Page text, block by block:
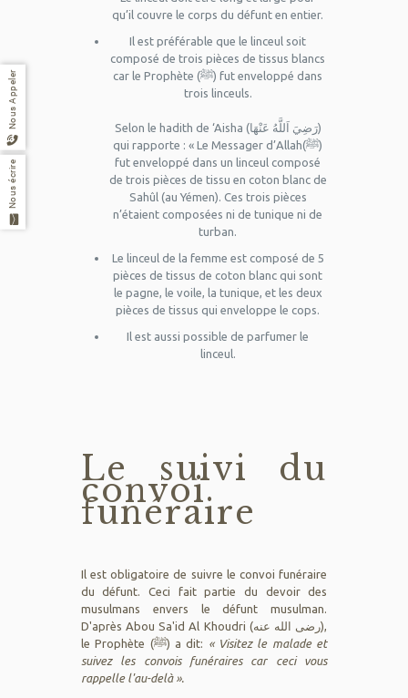
qu’il couvre le corps du défunt en entier.
Il est préférable que le linceul soit
composé de trois pièces de tissus blancs
car le Prophète (ﷺ) fut enveloppé dans
trois linceuls.
Selon le hadith de ‘Aisha (رَضِيَ اَللَّهُ عَنْهَا)
qui rapporte : « Le Messager d’Allah(ﷺ)
fut enveloppé dans un linceul composé
de trois pièces de tissu en coton blanc de
Sahûl (au Yémen). Ces trois pièces
n’étaient composées ni de tunique ni de
turban.
Le linceul de la femme est composé de 5
pièces de tissus de coton blanc qui sont
le pagne, le voile, la tunique, et les deux
pièces de tissus qui enveloppe le cops.
Il est aussi possible de parfumer le
linceul.
Le suivi du
convoi
funéraire
Il est obligatoire de suivre le convoi funéraire
du défunt. Ceci fait partie du devoir des
musulmans envers le défunt musulman.
D'après Abou Sa'id Al Khoudri (رضى الله عنه),
le Prophète (ﷺ) a dit: « Visitez le malade et
suivez les convois funéraires car ceci vous
rappelle l'au-delà ».
Nous Appeler
Nous écrire